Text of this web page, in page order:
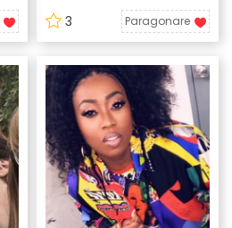
3 Paragonare